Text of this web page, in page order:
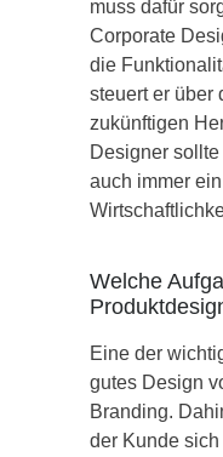
muss dafür
Corporate
die
steuert er über
zukünftigen
Designer
auch immer
Welche
Eine der
gutes Design
Branding.
der Kunde